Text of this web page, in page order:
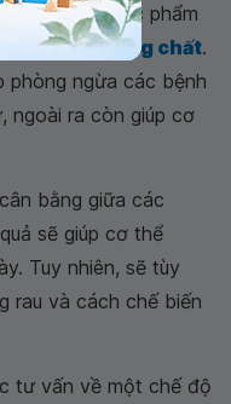
trái cây là thực phẩm
và khoáng chất.
phòng ngừa các bệnh
ngoài ra còn giúp cơ
bằng giữa các
sẽ giúp cơ thể
Tuy nhiên, sẽ tùy
rau và cách chế biến
tư vấn về một chế độ